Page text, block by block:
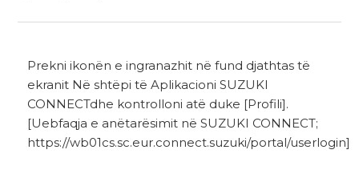
Prekni ikonën e ingranazhit në fund djathtas të
ekranit Në shtëpi të Aplikacioni SUZUKI
CONNECTdhe kontrolloni atë duke [Profili].
[Uebfaqja e anëtarësimit në SUZUKI CONNECT;
https://wb01cs.sc.eur.connect.suzuki/portal/userlogin]